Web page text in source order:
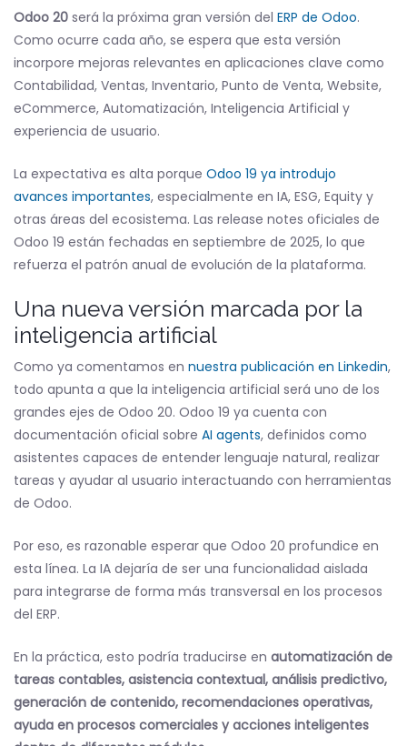
Odoo 20 será la próxima gran versión del ERP de Odoo.
Como ocurre cada año, se espera que esta versión
incorpore mejoras relevantes en aplicaciones clave como
Contabilidad, Ventas, Inventario, Punto de Venta, Website,
eCommerce, Automatización, Inteligencia Artificial y
experiencia de usuario.
La expectativa es alta porque Odoo 19 ya introdujo
avances importantes, especialmente en IA, ESG, Equity y
otras áreas del ecosistema. Las release notes oficiales de
Odoo 19 están fechadas en septiembre de 2025, lo que
refuerza el patrón anual de evolución de la plataforma.
Una nueva versión marcada por la
inteligencia artificial
Como ya comentamos en nuestra publicación en Linkedin,
todo apunta a que la inteligencia artificial será uno de los
grandes ejes de Odoo 20. Odoo 19 ya cuenta con
documentación oficial sobre AI agents, definidos como
asistentes capaces de entender lenguaje natural, realizar
tareas y ayudar al usuario interactuando con herramientas
de Odoo.
Por eso, es razonable esperar que Odoo 20 profundice en
esta línea. La IA dejaría de ser una funcionalidad aislada
para integrarse de forma más transversal en los procesos
del ERP.
En la práctica, esto podría traducirse en automatización de
tareas contables, asistencia contextual, análisis predictivo,
generación de contenido, recomendaciones operativas,
ayuda en procesos comerciales y acciones inteligentes